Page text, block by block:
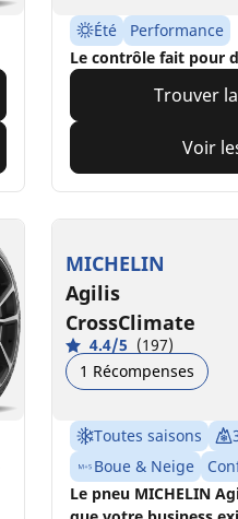
Été
Performance
Le contrôle fait pour
Trouver
Voir
MICHELIN
Agilis
CrossClimate
4.4/5 (197)
1 Récompenses
Toutes saisons
Boue & Neige
Le pneu MICHELIN